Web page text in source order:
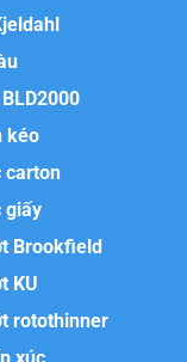
kéo
carton
giấy
Brookfield
KU
rotothinner